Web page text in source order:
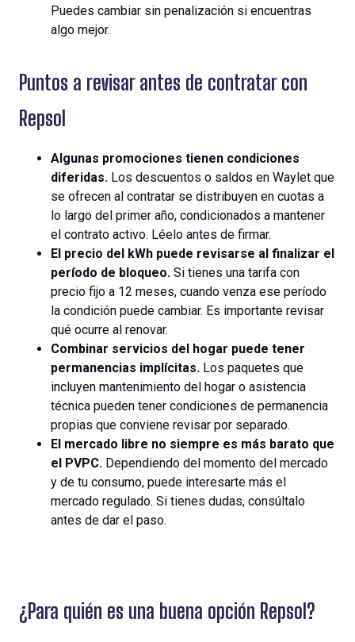
Puedes cambiar sin penalización si encuentras
algo mejor.
Puntos a revisar antes de contratar con
Repsol
Algunas promociones tienen condiciones
diferidas. Los descuentos o saldos en Waylet que
se ofrecen al contratar se distribuyen en cuotas a
lo largo del primer año, condicionados a mantener
el contrato activo. Léelo antes de firmar.
El precio del kWh puede revisarse al finalizar el
período de bloqueo. Si tienes una tarifa con
precio fijo a 12 meses, cuando venza ese período
la condición puede cambiar. Es importante revisar
qué ocurre al renovar.
Combinar servicios del hogar puede tener
permanencias implícitas. Los paquetes que
incluyen mantenimiento del hogar o asistencia
técnica pueden tener condiciones de permanencia
propias que conviene revisar por separado.
El mercado libre no siempre es más barato que
el PVPC. Dependiendo del momento del mercado
y de tu consumo, puede interesarte más el
mercado regulado. Si tienes dudas, consúltalo
antes de dar el paso.
¿Para quién es una buena opción Repsol?